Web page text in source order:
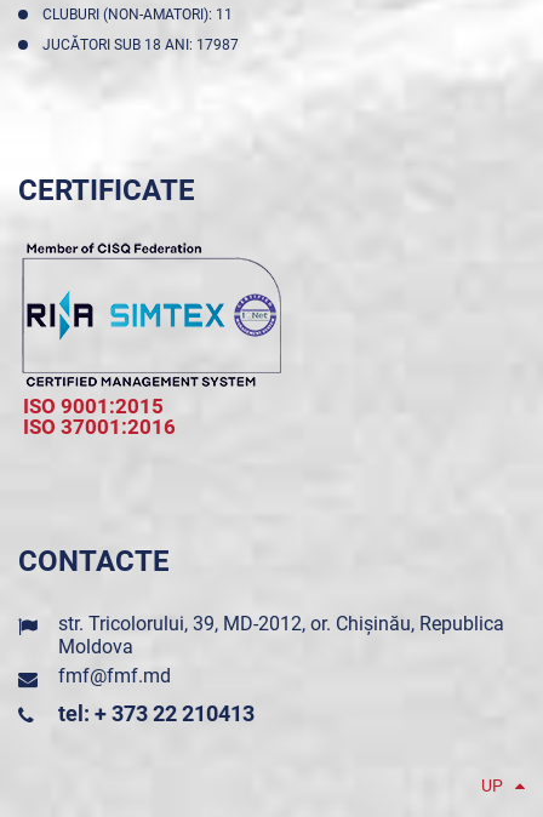
CLUBURI (NON-AMATORI): 11
JUCĂTORI SUB 18 ANI: 17987
CERTIFICATE
ISO 9001:2015
ISO 37001:2016
CONTACTE
str. Tricolorului, 39, MD-2012, or. Chișinău, Republica
Moldova
fmf@fmf.md
tel: + 373 22 210413
UP